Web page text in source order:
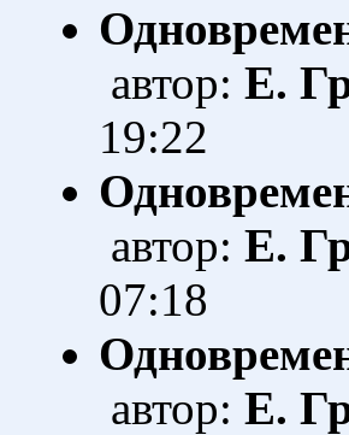
автор: Е.
19:22
автор: Е.
07:18
автор: Е.